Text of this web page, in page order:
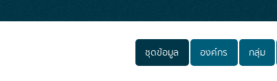
ชุดข้อมูล องค์กร กลุ่ม